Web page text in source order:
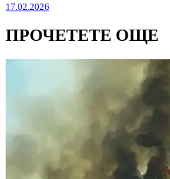
17.02.2026
ПРОЧЕТЕТЕ ОЩЕ